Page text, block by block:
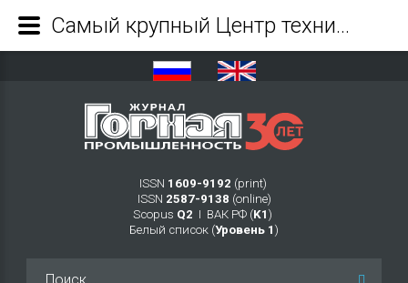
ISSN 1609-9192 (print)
ISSN 2587-9138 (online)
Scopus Q2 Ι ВАК РФ (K1 )
Белый список (Уровень 1 )
Cамый крупный Центр технической поддержки БЕЛАЗ готовится к открытию в Кузбассе - Журнал Горная промышленность